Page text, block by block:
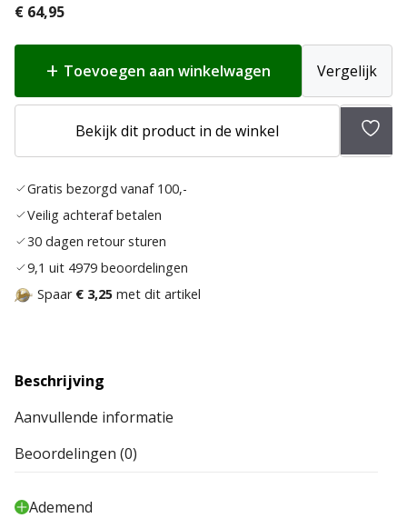
€ 64,95
Toevoegen aan winkelwagen Vergelijk
Bekijk dit product in de winkel
Gratis bezorgd vanaf 100,-
Veilig achteraf betalen
30 dagen retour sturen
9,1 uit 4979 beoordelingen
Spaar € 3,25 met dit artikel
Beschrijving
Aanvullende informatie
Beoordelingen (0)
Ademend